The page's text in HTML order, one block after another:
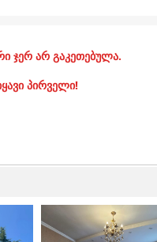
ჯერ არ გაკეთებულა.
პირველი!